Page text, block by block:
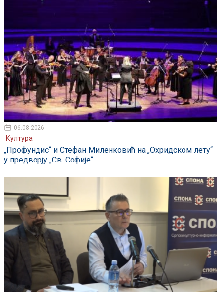
06.08.2026
Култура
„Профундис“ и Стефан Миленковић на „Охридском лету“
у предворју „Св. Софије“